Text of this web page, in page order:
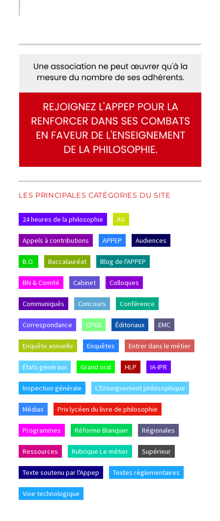
LES PRINCIPALES CATÉGORIES DU SITE
24 heures de la philosophie AG
Appels à contributions APPEP Audiences
B.O. Baccalauréat Blog de l'APPEP
BN & Comité Cabinet Colloques
Communiqués Concours Conférence
Correspondance CPGE Éditoriaux EMC
Enquête annuelle Enquêtes Entrer dans le métier
États généraux Grand oral HLP IA-IPR
Inspection générale L'Enseignement philosophique
Médias Prix lycéen du livre de philosophie
Programmes Réforme Blanquer Régionales
Ressources Rubrique Le métier Supérieur
Texte soutenu par l'Appep Textes réglementaires
Voie technologique